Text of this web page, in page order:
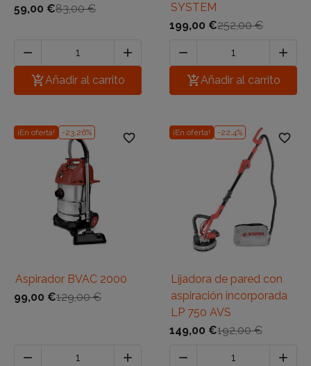
59,00 €83,00 €


Añadir al carrito
SYSTEM
199,00 €252,00 €


Añadir al carrito
¡En oferta! -23,26% favorite_border
Aspirador BVAC 2000
99,00 €129,00 €


¡En oferta! -22,4% favorite_border
Lijadora de pared con
aspiración incorporada
LP 750 AVS
149,00 €192,00 €

